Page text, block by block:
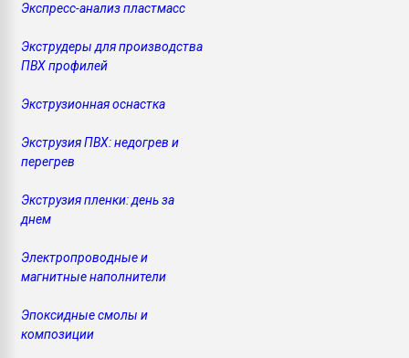
Экспресс-анализ пластмасс
Экструдеры для производства
ПВХ профилей
Экструзионная оснастка
Экструзия ПВХ: недогрев и
перегрев
Экструзия пленки: день за
днем
Электропроводные и
магнитные наполнители
Эпоксидные смолы и
композиции